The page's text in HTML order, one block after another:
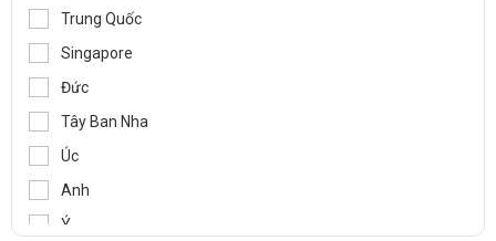
SAMYANG
TOZEN
PEKOS
VINVAL
AZBIL
BROADY
OCV
Trung Quốc
Singapore
Đức
Tây Ban Nha
Úc
Anh
Ý